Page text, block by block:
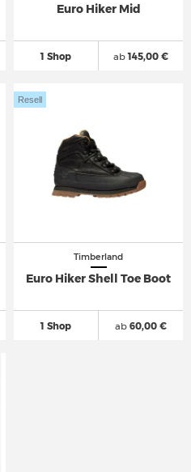
Euro Hiker Mid
1 Shop ab145,00 €
Timberland
Euro Hiker Shell Toe Boot
1 Shop
Resell
ab60,00 €